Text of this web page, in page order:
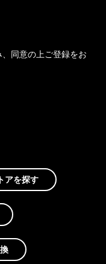
、同意の上ご登録をお
アを探す